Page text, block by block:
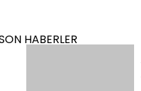
HABERLER